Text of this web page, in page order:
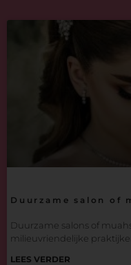
Duurzame salon of
Duurzame salons of
milieuvriendelijke
LEES VERDER